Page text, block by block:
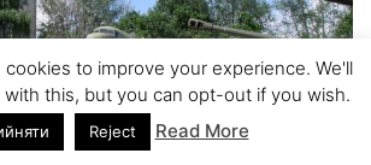
to improve your experience. We'll
this, but you can opt-out if you wish.
Reject Read More